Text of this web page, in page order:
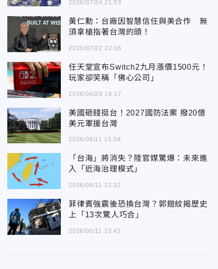
2026/07/24 21:53
黃仁勳：台廠因智慧信任與美合作 無
須拿槍指著台灣的頭！
2026/07/22 22:06
任天堂宣布Switch2九月漲價1500元！
玩家卻笑稱「佛心公司」
2026/06/29 16:17
美國砸錢挺台！2027國防法案 撥20億
美元軍援台灣
2026/06/11 15:38
「台海」將消失？陸官媒驚爆：未來進
入「近海治理模式」
2026/06/11 12:32
菲律賓強震後恐換台灣？郭鎧紋揭歷史
上「13次驚人巧合」
2026/06/11 10:45